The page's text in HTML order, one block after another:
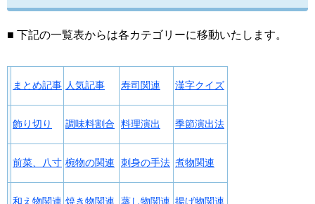
■ 下記の一覧表からは各カテゴリーに移動いたします。
まとめ記事 人気記事 寿司関連 漢字クイズ
飾り切り 調味料割合 料理演出 季節演出法
前菜、八寸 椀物の関連 刺身の手法 煮物関連
和え物関連 焼き物関連 蒸し物関連 揚げ物関連